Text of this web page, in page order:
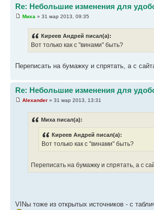
Re: Небольшие изменения для
Миха » 31 мар 2013, 09:35
Киреев Андрей писал(а):
Вот только как с "винами" быть?
Переписать на бумажку и спрятать, а с
Re: Небольшие изменения для
Alexander » 31 мар 2013, 13:31
Миха писал(а):
Киреев Андрей писал(а):
Вот только как с "винами" быть?
Переписать на бумажку и спрятать, а с
VINы тоже из открытых источников - с